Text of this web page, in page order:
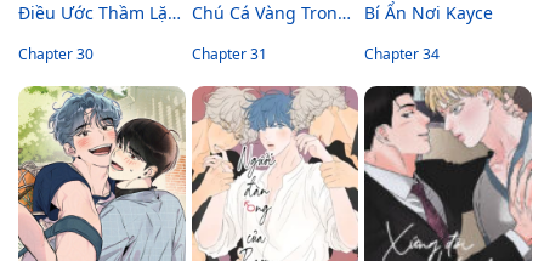
Điều Ước Thầm Lặng
Chapter 30
Chú Cá Vàng Trong Dinh Thự Orca
Chapter 31
Bí Ẩn Nơi Kayce
Chapter 34